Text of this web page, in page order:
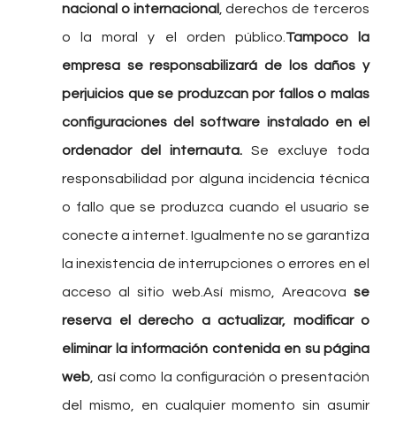
nacional o internacional, derechos de terceros
o la moral y el orden público. Tampoco la
empresa se responsabilizará de los daños y
perjuicios que se produzcan por fallos o malas
configuraciones del software instalado en el
ordenador del internauta. Se excluye toda
responsabilidad por alguna incidencia técnica
o fallo que se produzca cuando el usuario se
conecte a internet. Igualmente no se garantiza
la inexistencia de interrupciones o errores en el
acceso al sitio web.Así mismo, Areacova se
reserva el derecho a actualizar, modificar o
eliminar la información contenida en su página
web , así como la configuración o presentación
del mismo, en cualquier momento sin asumir